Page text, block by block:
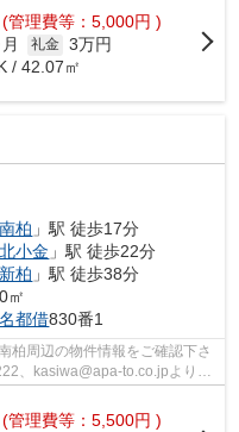
(管理費等：5,000円 )
礼金 3万円
/ 42.07㎡
南柏 」駅 徒歩17分
北小金 」駅 徒歩22分
新柏 」駅 徒歩38分
㎡
名都借830番1
柏周辺の物件情報をご確認下さ
、kasiwa@apa-to.co.jpよりア
(管理費等：5,500円 )